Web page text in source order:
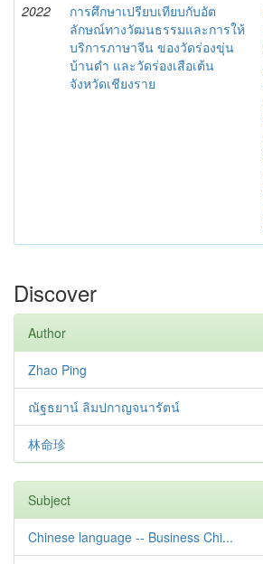
2022
การศึกษาเปรียบเทียบกับอัต
ลักษณ์ทางวัฒนธรรมและการให้
บริการภาษาจีน ของวัดร่องขุ่น
บ้านดำ และวัดร่องเสือเต้น
จังหวัดเชียงราย
Discover
Author
Zhao Ping
ณัฐธยาน์ ลิมปกาญจนารัตน์
林命珍
Subject
Chinese language -- Business Chi...